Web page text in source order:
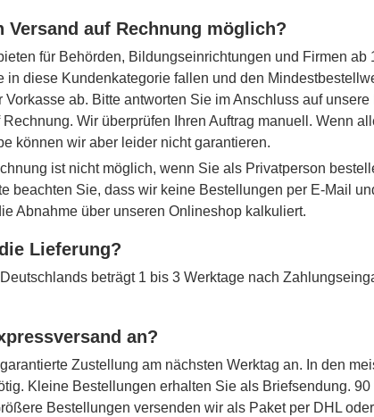
Versand auf Rechnung möglich?
für Behörden, Bildungseinrichtungen und Firmen ab
in diese Kundenkategorie fallen und den
Vorkasse ab. Bitte antworten Sie im Anschluss auf
Wir überprüfen Ihren Auftrag manuell. Wenn
können wir aber leider nicht garantieren.
ist nicht möglich, wenn Sie als Privatperson
beachten Sie, dass wir keine Bestellungen per E-Mail
Abnahme über unseren Onlineshop kalkuliert.
Lieferung?
beträgt 1 bis 3 Werktage nach
an?
Zustellung am nächsten Werktag an. In den
Kleine Bestellungen erhalten Sie als Briefsendung.
Bestellungen versenden wir als Paket per DHL